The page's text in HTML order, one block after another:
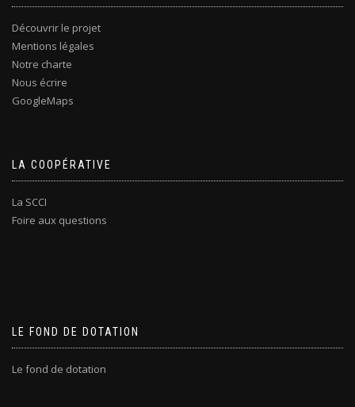
Découvrir le projet
Mentions légales
Notre charte
Nous écrire
GoogleMaps
LA COOPÉRATIVE
La SCCI
Foire aux questions
LE FOND DE DOTATION
Le fond de dotation